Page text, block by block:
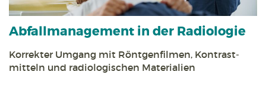
Abfall­management in der Radiologie
Korrekter Umgang mit Röntgen­filmen, Kontrast­
mitteln und radiologischen Materialien